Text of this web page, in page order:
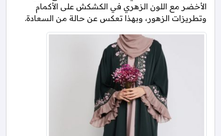
الأخضر مع اللون الزهري في الكشكش على الأكمام
وتطريزات الزهور، وبهذا تعكس عن حالة من السعادة.